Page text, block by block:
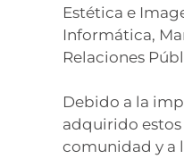
Estética e
Informática,
Relaciones
Debido a la
adquirido
comunidad y a